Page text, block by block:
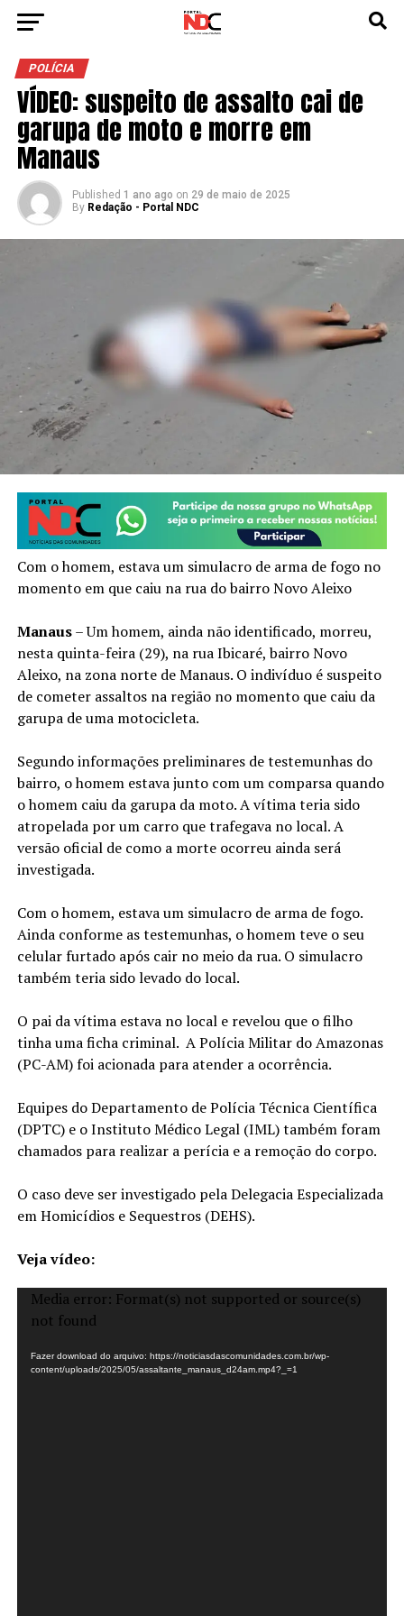
POLÍCIA
VÍDEO: suspeito de assalto cai de
garupa de moto e morre em
Manaus
Published 1 ano ago on 29 de maio de 2025
By Redação - Portal NDC
Com o homem, estava um simulacro de arma de fogo no
momento em que caiu na rua do bairro Novo Aleixo
Manaus– Um homem, ainda não identificado, morreu,
nesta quinta-feira (29), na rua Ibicaré, bairro Novo
Aleixo, na zona norte de Manaus. O indivíduo é suspeito
de cometer assaltos na região no momento que caiu da
garupa de uma motocicleta.
Segundo informações preliminares de testemunhas do
bairro, o homem estava junto com um comparsa quando
o homem caiu da garupa da moto. A vítima teria sido
atropelada por um carro que trafegava no local. A
versão oficial de como a morte ocorreu ainda será
investigada.
Com o homem, estava um simulacro de arma de fogo.
Ainda conforme as testemunhas, o homem teve o seu
celular furtado após cair no meio da rua. O simulacro
também teria sido levado do local.
O pai da vítima estava no local e revelou que o filho
tinha uma ficha criminal. A Polícia Militar do Amazonas
(PC-AM) foi acionada para atender a ocorrência.
Equipes do Departamento de Polícia Técnica Científica
(DPTC) e o Instituto Médico Legal (IML) também foram
chamados para realizar a perícia e a remoção do corpo.
O caso deve ser investigado pela Delegacia Especializada
em Homicídios e Sequestros (DEHS).
Veja vídeo:
Tocador
Media error: Format(s) not supported or source(s)
not found
Fazer download do arquivo: https://noticiasdascomunidades.com.br/wp-
content/uploads/2025/05/assaltante_manaus_d24am.mp4?_=1